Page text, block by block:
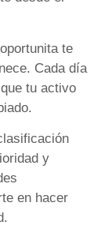
te
Cada día
tu activo
y
en hacer